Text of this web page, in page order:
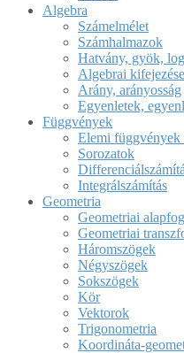
Algebra
Számelmélet
Számhalmazok
Hatvány, gyök,
Algebrai
Arány, arányosság
Egyenletek,
Függvények
Elemi függvények
Sorozatok
Integrálszámítás
Geometria
Geometriai
Geometriai
Háromszögek
Négyszögek
Sokszögek
Kör
Vektorok
Trigonometria
Koordináta-